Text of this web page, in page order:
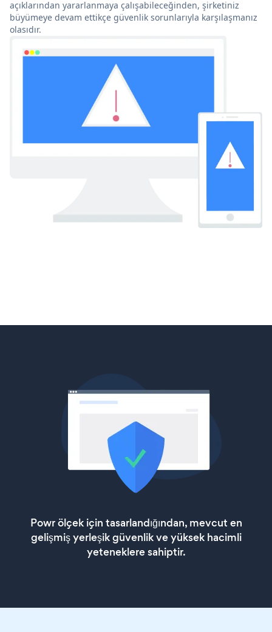
açıklarından yararlanmaya çalışabileceğinden, şirketiniz
büyümeye devam ettikçe güvenlik sorunlarıyla karşılaşmanız
olasıdır.
Powr ölçek için tasarlandığından, mevcut en
gelişmiş yerleşik güvenlik ve yüksek hacimli
yeteneklere sahiptir.